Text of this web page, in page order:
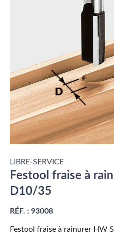
LIBRE-SERVICE
Festool fraise à
D10/35
RÉF. : 93008
Festool fraise à rainurer HW